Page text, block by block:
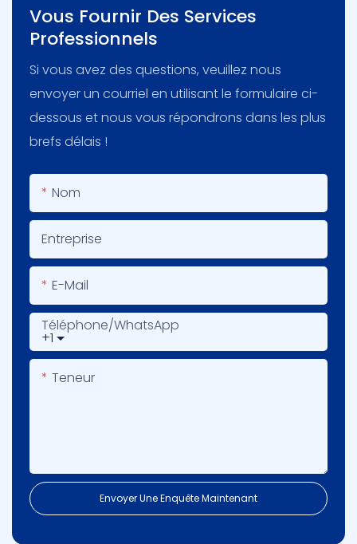
Vous Fournir Des Services
Professionnels
Si vous avez des questions, veuillez nous
envoyer un courriel en utilisant le formulaire ci-
dessous et nous vous répondrons dans les plus
brefs délais !
Nom
Entreprise
E-Mail
+1
Téléphone/WhatsApp
Teneur
Envoyer Une Enquête Maintenant